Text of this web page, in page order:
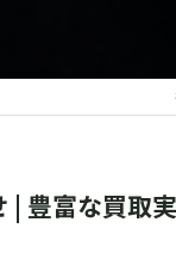
| 豊富な買取